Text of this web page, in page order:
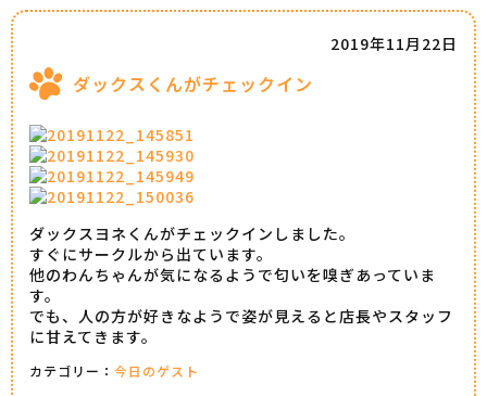
ダックスくんがチェックイン
2019年11月22日
ダックスヨネくんがチェックインしました。
すぐにサークルから出ています。
他のわんちゃんが気になるようで匂いを嗅ぎあっていま
す。
でも、人の方が好きなようで姿が見えると店長やスタッフ
に甘えてきます。
カテゴリー： 今日のゲスト